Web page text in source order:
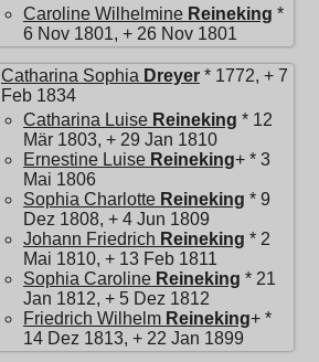
Caroline Wilhelmine Reineking *
6 Nov 1801, + 26 Nov 1801
Catharina Sophia Dreyer * 1772, + 7
Feb 1834
Catharina Luise Reineking * 12
Mär 1803, + 29 Jan 1810
Ernestine Luise Reineking+ * 3
Mai 1806
Sophia Charlotte Reineking * 9
Dez 1808, + 4 Jun 1809
Johann Friedrich Reineking * 2
Mai 1810, + 13 Feb 1811
Sophia Caroline Reineking * 21
Jan 1812, + 5 Dez 1812
Friedrich Wilhelm Reineking+ *
14 Dez 1813, + 22 Jan 1899